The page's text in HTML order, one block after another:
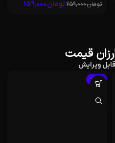
قیمت
قابل ویرایش
-63%